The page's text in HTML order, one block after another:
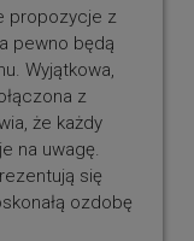
propozycje z
pewno będą
Wyjątkowa,
z
że każdy
na uwagę.
się
ozdobę